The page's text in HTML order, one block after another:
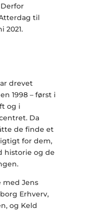
til
2021.
drevet
1998 – først i
og i
Da
de finde et
for dem,
historie og de
med Jens
Erhverv,
og Keld